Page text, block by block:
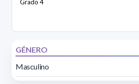
Grado 4
GÉNERO
Masculino